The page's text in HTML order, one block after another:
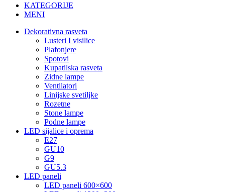
KATEGORIJE
MENI
Dekorativna rasveta
Lusteri I visilice
Plafonjere
Spotovi
Kupatilska rasveta
Zidne lampe
Ventilatori
Linijske svetiljke
Rozetne
Stone lampe
Podne lampe
LED sijalice i oprema
E27
GU10
G9
GU5.3
LED paneli
LED paneli 600×600